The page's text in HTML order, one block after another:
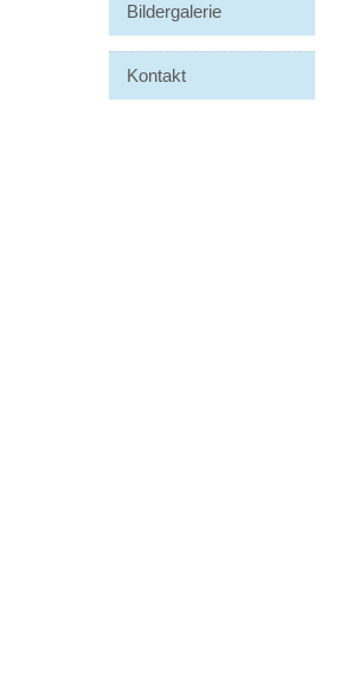
Bildergalerie
Kontakt